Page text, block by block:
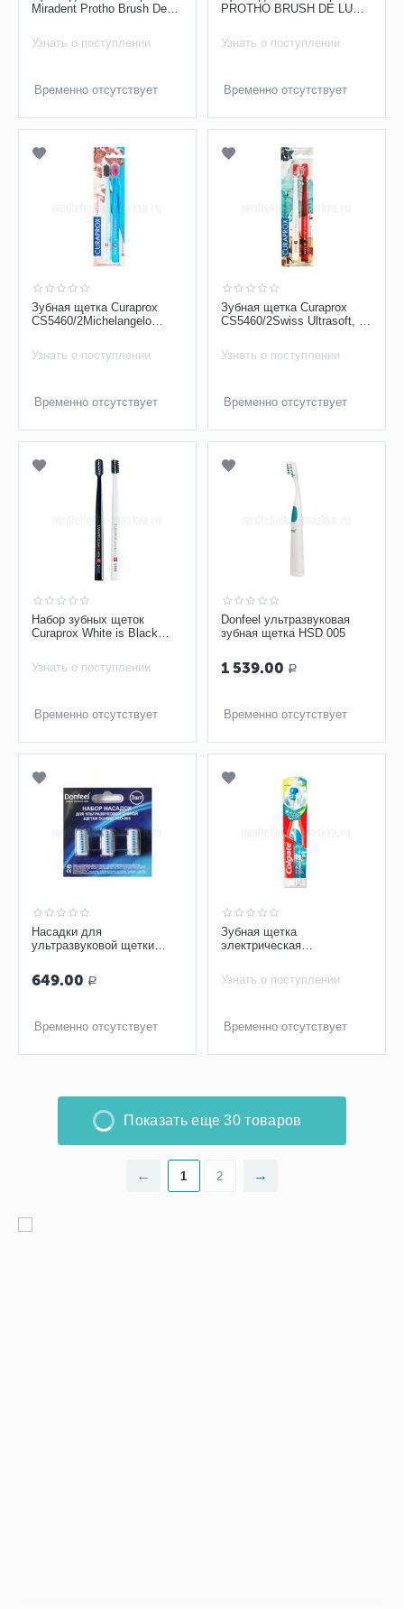
Miradent Protho Brush De
Узнать о поступлении
Временно отсутствует
PROTHO BRUSH DE LUXE
Узнать о поступлении
Временно отсутствует
Зубная щетка Curaprox
CS5460/2Michelangelo
Узнать о поступлении
Временно отсутствует
Зубная щетка Curaprox
CS5460/2Swiss Ultrasoft, d
Узнать о поступлении
Временно отсутствует
Набор зубных щеток
Curaprox White is Black
Узнать о поступлении
Временно отсутствует
Donfeel ультразвуковая
зубная щетка HSD 005
1 539.00 Р
Временно отсутствует
Насадки для
ультразвуковой щетки
наборе
649.00 Р
Временно отсутствует
Зубная щетка
электрическая
360, средней жесткости
Узнать о поступлении
Временно отсутствует
Показать еще 30 товаров
1 2